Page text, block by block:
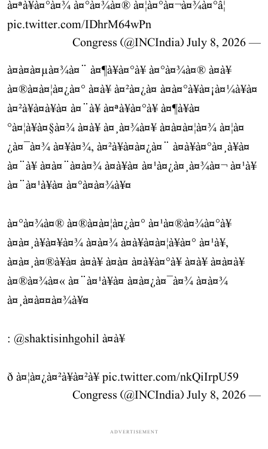
à¤ªà¥à¤°à¤¾ à¤°à¤¾à¤® à¤¦à¤°à¤¬à¤¾à¤°â¦
pic.twitter.com/IDhrM64wPn
— Congress (@INCIndia)
July 8, 2026
à¤­à¤à¤µà¤¾à¤¨ à¤¶à¥à¤°à¥ à¤°à¤¾à¤® à¤à¥
à¤®à¤à¤¦à¤¿à¤° à¤à¥ à¤²à¤¿à¤ à¤à¤°à¥à¤¡à¤¼à¥à¤
à¤²à¥à¤à¥à¤ à¤¨à¥ à¤ªà¥à¤°à¥ à¤¶à¥à¤
°à¤¦à¥à¤§à¤¾ à¤à¥ à¤¸à¤¾à¤¥ à¤à¤à¤¦à¤¾ à¤¦à¤
¿à¤¯à¤¾ à¤¥à¤¾, à¤²à¥à¤à¤¿à¤¨ à¤à¥à¤°à¤¸à¥à¤
à¤¨à¥ à¤à¤¨à¤à¤¾ à¤à¥à¤ à¤¹à¤¿à¤¸à¤¾à¤¬ à¤¹à¥
à¤¨à¤¹à¥à¤ à¤°à¤à¤¾à¥¤
à¤°à¤¾à¤® à¤®à¤à¤¦à¤¿à¤° à¤¹à¤®à¤¾à¤°à¥
à¤à¤¸à¥à¤¥à¤¾ à¤à¤¾ à¤à¥à¤à¤¦à¥à¤° à¤¹à¥,
à¤à¤¸à¤®à¥à¤ à¤à¥ à¤à¤ à¤à¥à¤°à¥ à¤à¥ à¤à¤­à¥
à¤®à¤¾à¤« à¤¨à¤¹à¥à¤ à¤à¤¿à¤¯à¤¾ à¤à¤¾
à¤¸à¤à¤¤à¤¾à¥¤
: @shaktisinhgohil à¤à¥
ð à¤¦à¤¿à¤²à¥à¤²à¥pic.twitter.com/nkQiIrpU59
— Congress (@INCIndia)
July 8, 2026
ADVERTISEMENT